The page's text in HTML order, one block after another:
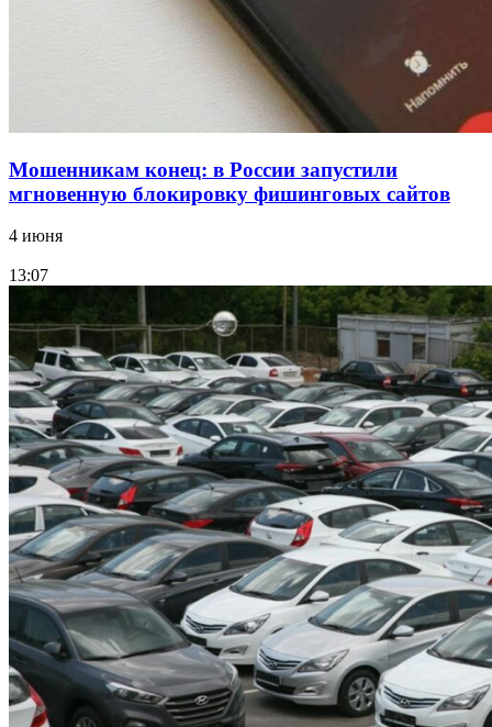
Мошенникам конец: в России запустили
мгновенную блокировку фишинговых сайтов
4 июня
13:07